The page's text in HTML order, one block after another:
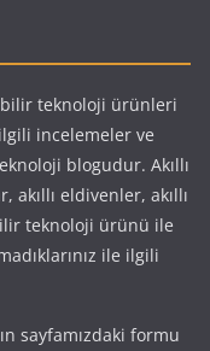
teknoloji ürünleri
incelemeler ve
blogudur. Akıllı
akıllı eldivenler, akıllı
teknoloji ürünü ile
ile ilgili
sayfamızdaki formu